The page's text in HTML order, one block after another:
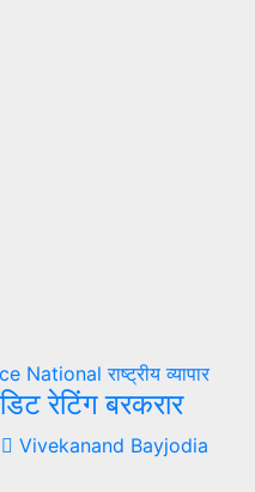
Nationalराष्ट्रीयव्यापार
रेटिंग बरकरार
Vivekanand Bayjodia